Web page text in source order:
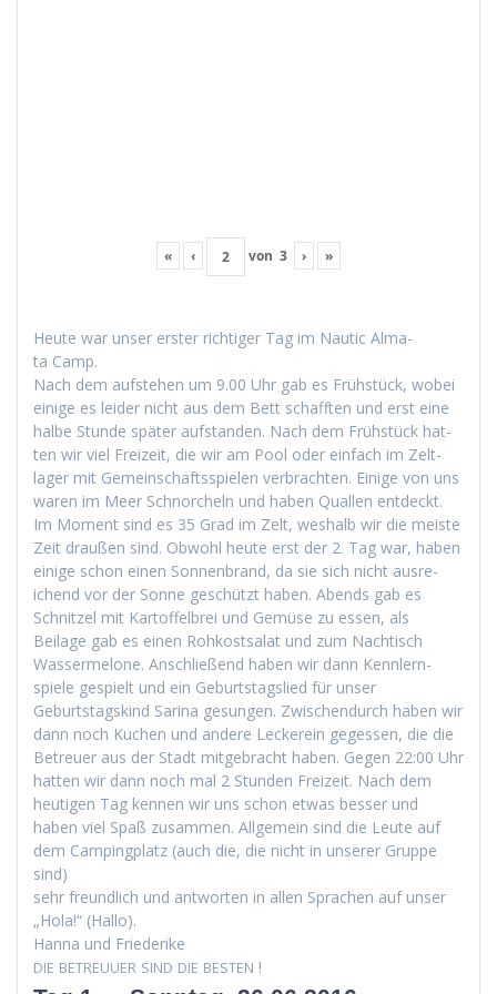
« ‹ von 3 › »
Heute war unser erster richtiger Tag im Nau­tic Alma­
ta Camp.
Nach dem auf­ste­hen um 9.00 Uhr gab es Früh­stück, wobei
einige es lei­der nicht aus dem Bett schafften und erst eine
halbe Stunde später auf­s­tanden. Nach dem Früh­stück hat­
ten wir viel Freizeit, die wir am Pool oder ein­fach im Zelt­
lager mit Gemein­schaftsspie­len ver­bracht­en. Einige von uns
waren im Meer Schnorcheln und haben Quallen ent­deckt.
Im Moment sind es 35 Grad im Zelt, weshalb wir die meiste
Zeit draußen sind. Obwohl heute erst der 2. Tag war, haben
einige schon einen Son­nen­brand, da sie sich nicht aus­re­
ichend vor der Sonne geschützt haben. Abends gab es
Schnitzel mit Kartof­fel­brei und Gemüse zu essen, als
Beilage gab es einen Rohkost­salat und zum Nachtisch
Wasser­mel­one. Anschließend haben wir dann Kennlern­
spiele gespielt und ein Geburt­stagslied für unser
Geburt­stagskind Sari­na gesun­gen. Zwis­chen­durch haben wir
dann noch Kuchen und andere Leck­ere­in gegessen, die die
Betreuer aus der Stadt mit­ge­bracht haben. Gegen 22:00 Uhr
hat­ten wir dann noch mal 2 Stun­den Freizeit. Nach dem
heuti­gen Tag ken­nen wir uns schon etwas bess­er und
haben viel Spaß zusam­men. All­ge­mein sind die Leute auf
dem Camp­ing­platz (auch die, die nicht in unser­er Gruppe
sind)
sehr fre­undlich und antworten in allen Sprachen auf unser
„Hola!“ (Hal­lo).
Han­na und Friederike
DIE BETREUUER SIND DIE BESTEN !